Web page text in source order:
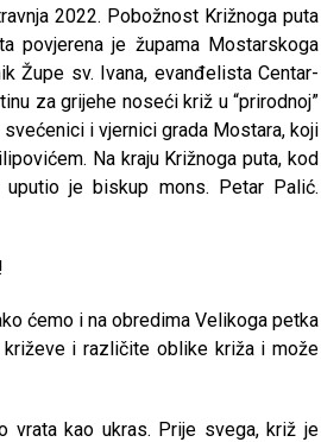
2022. Pobožnost Križnoga puta
povjerena je župama Mostarskoga
Župe sv. Ivana, evanđelista Centar-
za grijehe noseći križ u “prirodnoj”
i vjernici grada Mostara, koji
Na kraju Križnoga puta, kod
je biskup mons. Petar Palić.
ćemo i na obredima Velikoga petka
i različite oblike križa i može
kao ukras. Prije svega, križ je